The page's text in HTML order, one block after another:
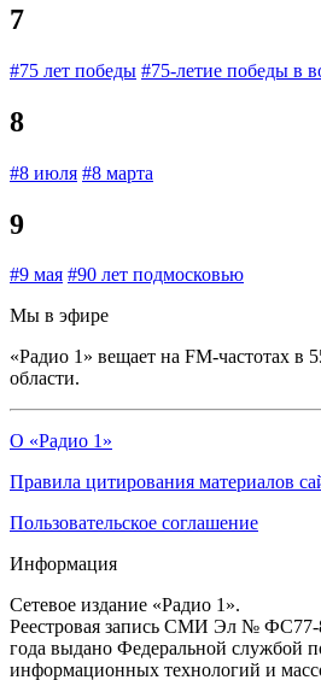
7
#75 лет победы #75-летие победы в
8
#8 июля #8 марта
9
#9 мая #90 лет подмосковью
Мы в эфире
«Радио 1» вещает на FM-частотах в
области.
О «Радио 1»
Правила цитирования материалов
Пользовательское соглашение
Информация
Сетевое издание «Радио 1».
Реестровая запись СМИ Эл № ФС77-
года выдано Федеральной службой
информационных технологий и